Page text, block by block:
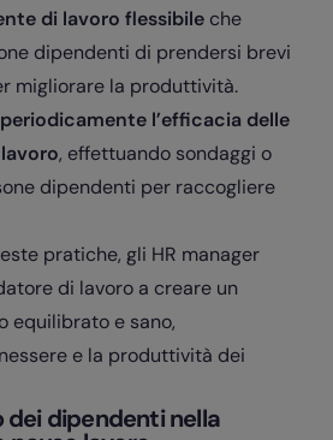
di lavoro flessibile che
dipendenti di prendersi brevi
migliorare la produttività.
l’efficacia delle
, effettuando sondaggi o
dipendenti per raccogliere
pratiche, gli HR manager
di lavoro a creare un
equilibrato e sano,
e la produttività dei
dipendenti nella